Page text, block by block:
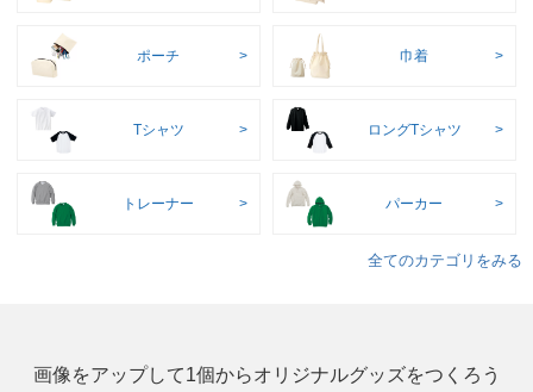
ポーチ 巾着
Tシャツ ロングTシャツ
トレーナー パーカー
全てのカテゴリをみる
画像をアップして1個からオリジナルグッズをつくろう